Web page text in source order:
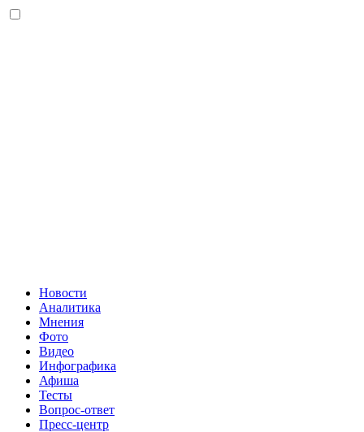
Новости
Аналитика
Мнения
Фото
Видео
Инфографика
Афиша
Тесты
Вопрос-ответ
Пресс-центр